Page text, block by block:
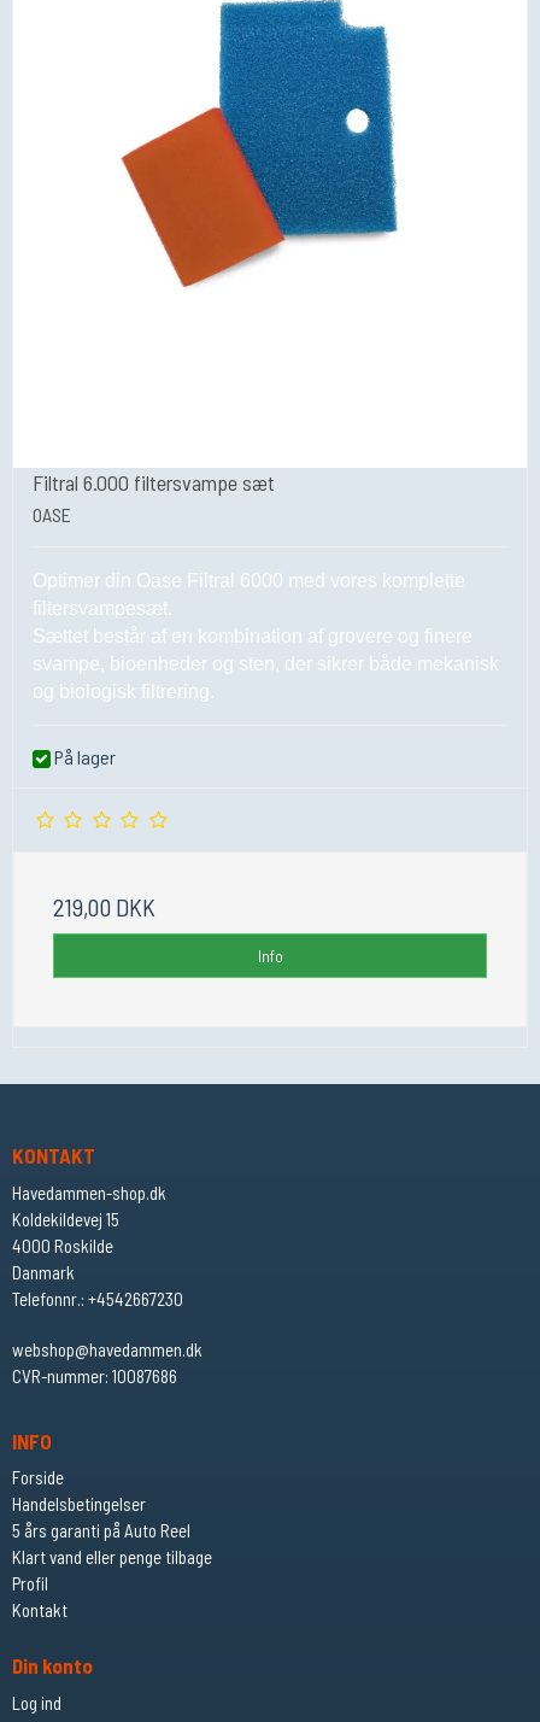
Filtral 6.000 filtersvampe sæt
OASE
Optimer din Oase Filtral 6000 med vores komplette
filtersvampesæt.
Sættet består af en kombination af grovere og finere
svampe, bioenheder og sten, der sikrer både mekanisk
og biologisk filtrering.
På lager
219,00 DKK
Info
KONTAKT
Havedammen-shop.dk
Koldekildevej 15
4000 Roskilde
Danmark
Telefonnr.: +4542667230
webshop@havedammen.dk
CVR-nummer: 10087686
INFO
Forside
Handelsbetingelser
5 års garanti på Auto Reel
Klart vand eller penge tilbage
Profil
Kontakt
Din konto
Log ind